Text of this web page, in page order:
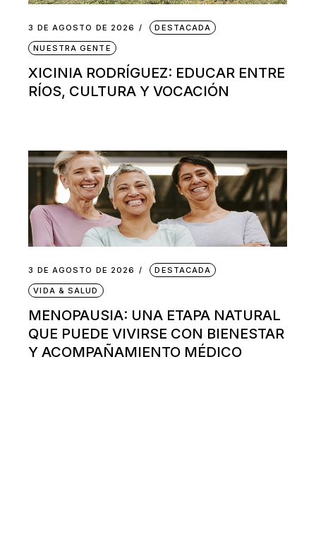
3 DE AGOSTO DE 2026 DESTACADA
NUESTRA GENTE
XICINIA RODRÍGUEZ: EDUCAR ENTRE
RÍOS, CULTURA Y VOCACIÓN
3 DE AGOSTO DE 2026 DESTACADA
VIDA & SALUD
MENOPAUSIA: UNA ETAPA NATURAL
QUE PUEDE VIVIRSE CON BIENESTAR
Y ACOMPAÑAMIENTO MÉDICO